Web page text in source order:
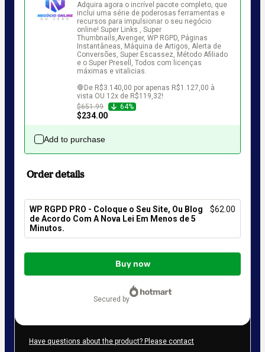
Adquira agora o incrível pacote completo, que
inclui uma série de poderosas ferramentas e
recursos para impulsionar o seu negócio
online! Super Links , Super
Thumbnails,Avenger, WP RGPD, Páginas
Instantâneas, Máquina de Artigos, Alerta de
Conversões, Super Escassez, Método Afiliado
e o Super Presell, Todos com licenças
máximas e vitalicias.
🛑De R$3.140,00 por apenas R$1.127,00 à
vista OU 12x de R$119,32!
$651.99
64%
$234.00
Add to purchase
Order details
WP RGPD PRO - Coloque o Seu Site, Ou Blog
de Acordo Com A Nova Lei Em Menos de 5
Minutos.
$62.00
Total
$62.00
Buy now
secured by
Have questions about the product? Please contact